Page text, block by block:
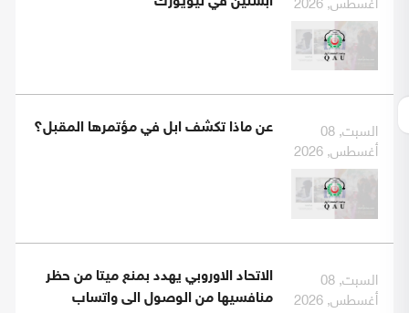
السبت, 08
أغسطس, 2026
عن ماذا تكشف ابل في مؤتمرها المقبل؟
السبت, 08
أغسطس, 2026
الاتحاد الاوروبي يهدد بمنع ميتا من حظر
منافسيها من الوصول الى واتساب